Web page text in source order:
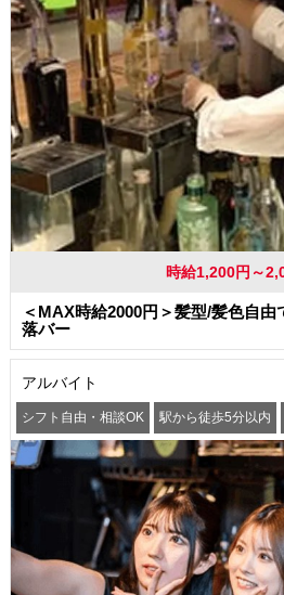
時給1,200円～
＜MAX時給2000円＞髪型/髪色自
落バー
アルバイト
シフト自由・相談OK 駅から徒歩5分以内